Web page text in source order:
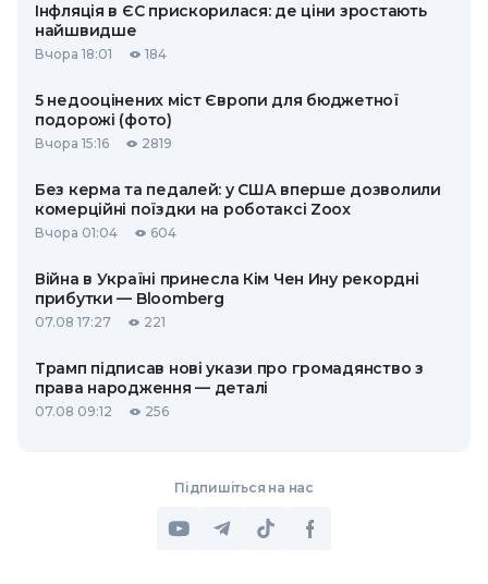
Інфляція в ЄС прискорилася: де ціни зростають
найшвидше
Вчора 18:01 184
5 недооцінених міст Європи для бюджетної
подорожі (фото)
Вчора 15:16 2819
Без керма та педалей: у США вперше дозволили
комерційні поїздки на роботаксі Zoox
Вчора 01:04 604
Війна в Україні принесла Кім Чен Ину рекордні
прибутки — Bloomberg
07.08 17:27 221
Трамп підписав нові укази про громадянство з
права народження — деталі
07.08 09:12 256
Підпишіться на нас